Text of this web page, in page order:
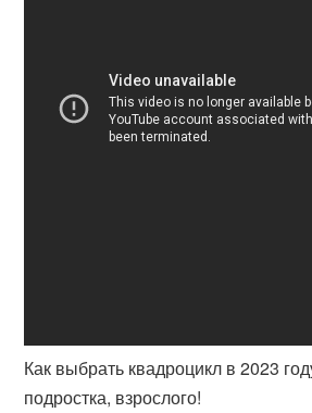
Как выбрать квадроцикл в 2023
подростка, взрослого!